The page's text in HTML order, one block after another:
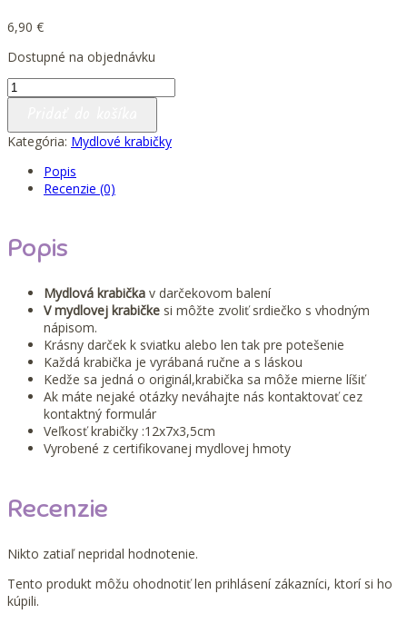
6,90 €
Dostupné na objednávku
množstvo
Mydlová
Z
Kategória: Mydlové krabičky
Popis
Recenzie (0)
Popis
Mydlová krabička v darčekovom balení
V mydlovej krabičke si môžte zvoliť srdiečko s vhodným
nápisom.
Krásny darček k sviatku alebo len tak pre potešenie
Každá krabička je vyrábaná ručne a s láskou
Kedže sa jedná o originál,krabička sa môže mierne líšiť
Ak máte nejaké otázky neváhajte nás kontaktovať cez
kontaktný formulár
Veľkosť krabičky :12x7x3,5cm
Vyrobené z certifikovanej mydlovej hmoty
Recenzie
Nikto zatiaľ nepridal hodnotenie.
Tento produkt môžu ohodnotiť len prihlásení zákazníci, ktorí si ho
kúpili.